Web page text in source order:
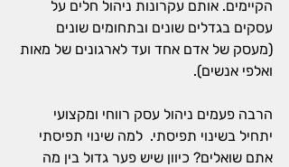
הקיימים. אותם עקרונות ניהול חלים על
עסקים בגדלים שונים ובתחומים שונים
(מעסק של אדם אחד ועד לארגונים של מאות
ואלפי אנשים).
הרבה פעמים ניהול עסק רווחי ומקצועי
יתחיל בשינוי תפיסתי.  למה שינוי תפיסתי
אתם שואלים? כיוון שיש פער גדול בין מה